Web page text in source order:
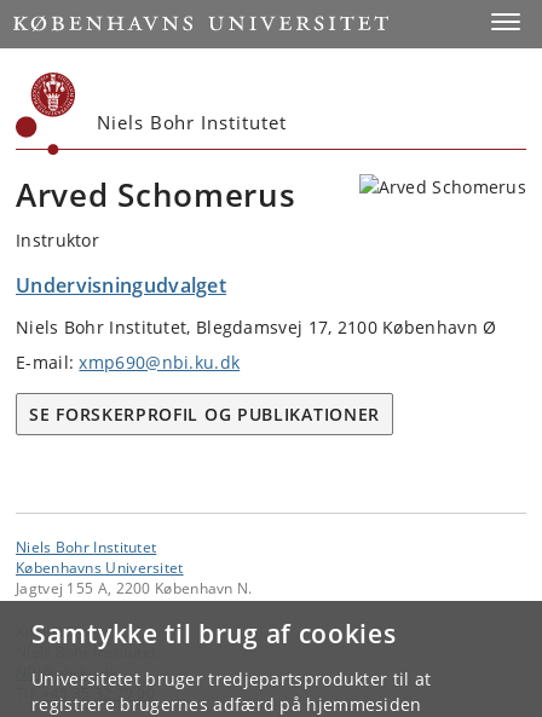
Samtykke til brug af cookies
Universitetet bruger tredjepartsprodukter til at
registrere brugernes adfærd på hjemmesiden
Start
Niels Bohr Institutet
Arved Schomerus
Instruktor
Undervisningudvalget
Niels Bohr Institutet, Blegdamsvej 17, 2100 København Ø
E-mail:xmp690@nbi.ku.dk
SE FORSKERPROFIL OG PUBLIKATIONER
Niels Bohr Institutet
Københavns Universitet
Jagtvej 155 A, 2200 København N.
Kontakt:
Niels Bohr Institutet
NBI@ nbi ku.dk